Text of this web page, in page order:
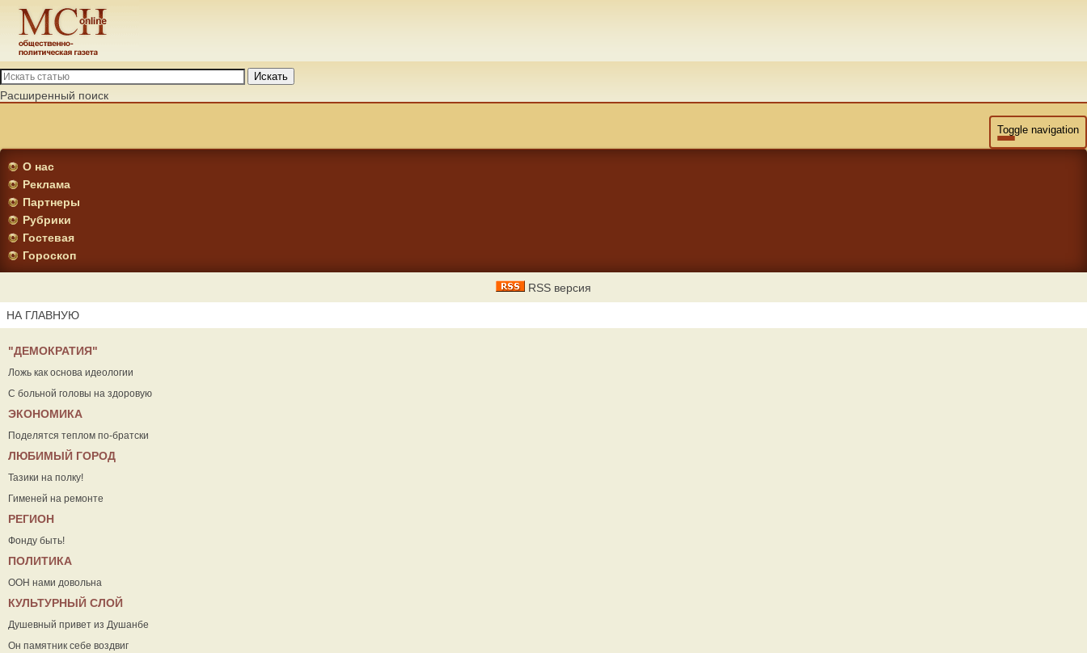
Искать
Расширенный поиск
Toggle navigation
О нас
Реклама
Партнеры
Рубрики
Гостевая
Гороскоп
RSS версия
НА ГЛАВНУЮ
"ДЕМОКРАТИЯ"
Ложь как основа идеологии
С больной головы на здоровую
ЭКОНОМИКА
Поделятся теплом по-братски
ЛЮБИМЫЙ ГОРОД
Тазики на полку!
Гименей на ремонте
РЕГИОН
Фонду быть!
ПОЛИТИКА
ООН нами довольна
КУЛЬТУРНЫЙ СЛОЙ
Душевный привет из Душанбе
Он памятник себе воздвиг